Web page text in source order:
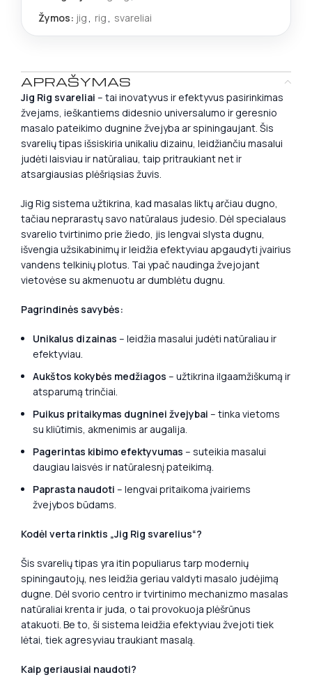
Žymos: jig, rig, svareliai
APRAŠYMAS
Jig Rig svareliai – tai inovatyvus ir efektyvus pasirinkimas
žvejams, ieškantiems didesnio universalumo ir geresnio
masalo pateikimo dugnine žvejyba ar spiningaujant. Šis
svarelių tipas išsiskiria unikaliu dizainu, leidžiančiu masalui
judėti laisviau ir natūraliau, taip pritraukiant net ir
atsargiausias plėšriąsias žuvis.
Jig Rig sistema užtikrina, kad masalas liktų arčiau dugno,
tačiau neprarastų savo natūralaus judesio. Dėl specialaus
svarelio tvirtinimo prie žiedo, jis lengvai slysta dugnu,
išvengia užsikabinimų ir leidžia efektyviau apgaudyti įvairius
vandens telkinių plotus. Tai ypač naudinga žvejojant
vietovėse su akmenuotu ar dumblėtu dugnu.
Pagrindinės savybės:
Unikalus dizainas – leidžia masalui judėti natūraliau ir
efektyviau.
Aukštos kokybės medžiagos – užtikrina ilgaamžiškumą ir
atsparumą trinčiai.
Puikus pritaikymas dugninei žvejybai – tinka vietoms
su kliūtimis, akmenimis ar augalija.
Pagerintas kibimo efektyvumas – suteikia masalui
daugiau laisvės ir natūralesnį pateikimą.
Paprasta naudoti – lengvai pritaikoma įvairiems
žvejybos būdams.
Kodėl verta rinktis „Jig Rig svarelius“?
Šis svarelių tipas yra itin populiarus tarp modernių
spiningautojų, nes leidžia geriau valdyti masalo judėjimą
dugne. Dėl svorio centro ir tvirtinimo mechanizmo masalas
natūraliai krenta ir juda, o tai provokuoja plėšrūnus
atakuoti. Be to, ši sistema leidžia efektyviau žvejoti tiek
lėtai, tiek agresyviau traukiant masalą.
Kaip geriausiai naudoti?